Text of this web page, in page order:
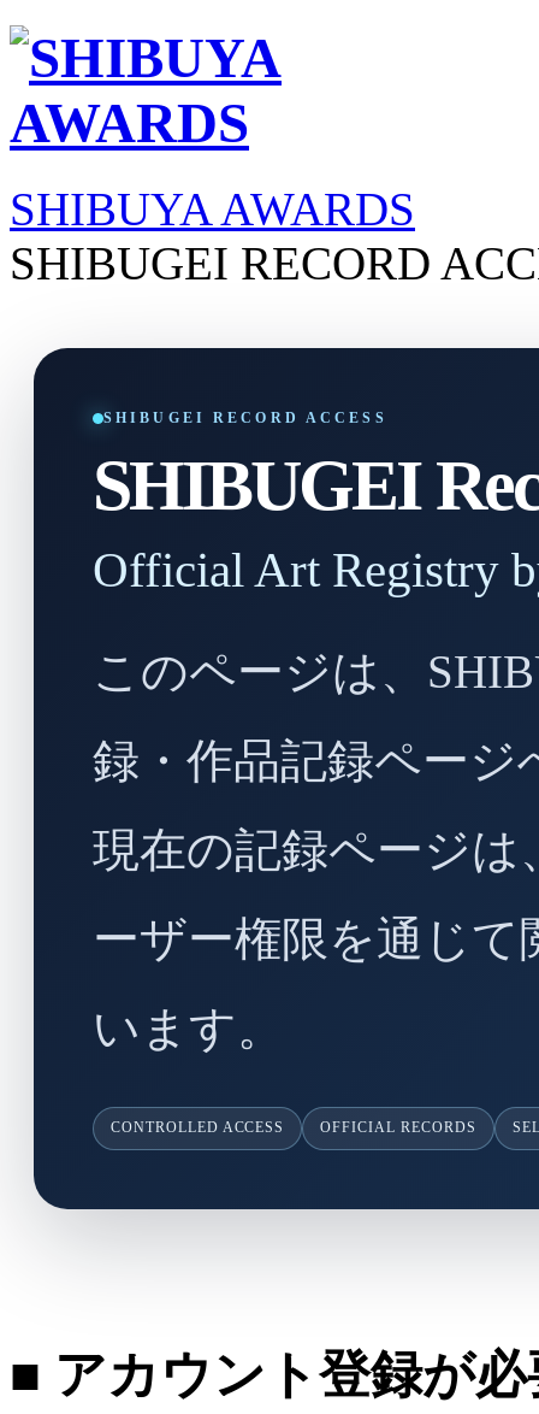
SHIBUYA AWARDS
SHIBUGEI RECORD
SHIBUGEI RECORD ACCESS
SHIBUGEI
Official Art Registry
このページは、
録・作品記録ペー
現在の記録ページは
ーザー権限を通じ
います。
CONTROLLED ACCESS OFFICIAL RECORDS
■ アカウント登録が